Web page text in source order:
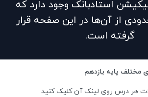
استادبانک وجود دارد که
از آن‌ها در این صفحه قرار
گرفته است.
مختلف پایه یازدهم
هر درس روی لینک آن کلیک کنید